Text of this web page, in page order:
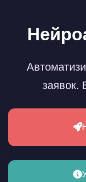
заявок.